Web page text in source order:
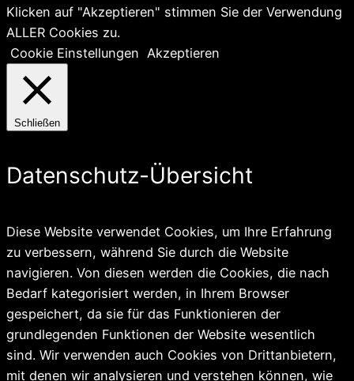
Klicken auf "Akzeptieren" stimmen Sie der Verwendung
ALLER Cookies zu.
Cookie Einstellungen Akzeptieren
Schließen
Datenschutz-Übersicht
Diese Website verwendet Cookies, um Ihre Erfahrung
zu verbessern, während Sie durch die Website
navigieren. Von diesen werden die Cookies, die nach
Bedarf kategorisiert werden, in Ihrem Browser
gespeichert, da sie für das Funktionieren der
grundlegenden Funktionen der Website wesentlich
sind. Wir verwenden auch Cookies von Drittanbietern,
mit denen wir analysieren und verstehen können, wie